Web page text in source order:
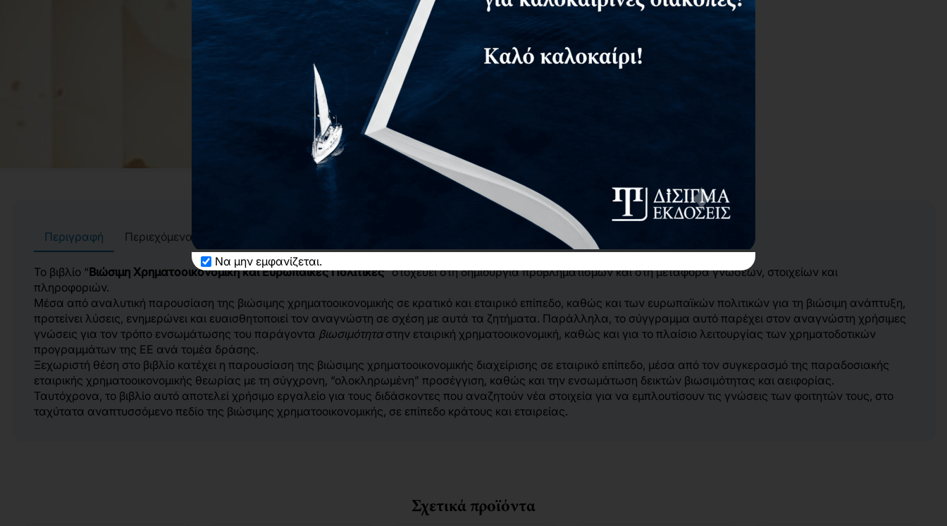
Να μην εμφανίζεται.
Περιγραφή Περιεχόμενα
Το βιβλίο “Βιώσιμη Χρηματοοικονομική και Ευρωπαϊκές Πολιτικές” στοχεύει στη δημιουργία προβληματισμών και στη μεταφορά γνώσεων, στοιχείων και
πληροφοριών.
Μέσα από αναλυτική παρουσίαση της βιώσιμης χρηματοοικονομικής σε κρατικό και εταιρικό επίπεδο, καθώς και των ευρωπαϊκών πολιτικών για τη βιώσιμη ανάπτυξη,
προτείνει λύσεις, ενημερώνει και ευαισθητοποιεί τον αναγνώστη σε σχέση με αυτά τα ζητήματα. Παράλληλα, το σύγγραμμα αυτό παρέχει στον αναγνώστη χρήσιμες
γνώσεις για τον τρόπο ενσωμάτωσης του παράγοντα βιωσιμότηταστην εταιρική χρηματοοικονομική, καθώς και για το πλαίσιο λειτουργίας των χρηματοδοτικών
προγραμμάτων της ΕΕ ανά τομέα δράσης.
Ξεχωριστή θέση στο βιβλίο κατέχει η παρουσίαση της βιώσιμης χρηματοοικονομικής διαχείρισης σε εταιρικό επίπεδο, μέσα από τον συγκερασμό της παραδοσιακής
εταιρικής χρηματοοικονομικής θεωρίας με τη σύγχρονη, “ολοκληρωμένη” προσέγγιση, καθώς και την ενσωμάτωση δεικτών βιωσιμότητας και αειφορίας.
Ταυτόχρονα, το βιβλίο αυτό αποτελεί χρήσιμο εργαλείο για τους διδάσκοντες που αναζητούν νέα στοιχεία για να εμπλουτίσουν τις γνώσεις των φοιτητών τους, στο
ταχύτατα αναπτυσσόμενο πεδίο της βιώσιμης χρηματοοικονομικής, σε επίπεδο κράτους και εταιρείας.
Σχετικά προϊόντα